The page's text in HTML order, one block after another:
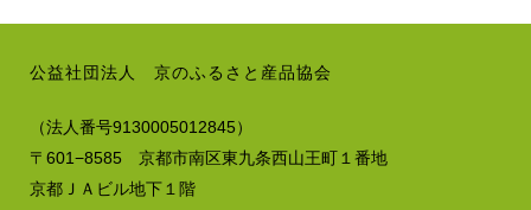
公益社団法人 京のふるさと産品協会
（法人番号9130005012845）
〒601−8585 京都市南区東九条西山王町１番地
京都ＪＡビル地下１階